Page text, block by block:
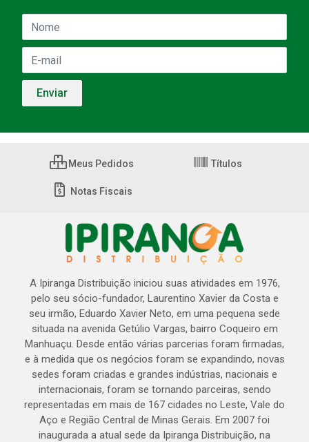
Meus Pedidos Títulos
Notas Fiscais
A Ipiranga Distribuição iniciou suas atividades em 1976,
pelo seu sócio-fundador, Laurentino Xavier da Costa e
seu irmão, Eduardo Xavier Neto, em uma pequena sede
situada na avenida Getúlio Vargas, bairro Coqueiro em
Manhuaçu. Desde então várias parcerias foram firmadas,
e à medida que os negócios foram se expandindo, novas
sedes foram criadas e grandes indústrias, nacionais e
internacionais, foram se tornando parceiras, sendo
representadas em mais de 167 cidades no Leste, Vale do
Aço e Região Central de Minas Gerais. Em 2007 foi
inaugurada a atual sede da Ipiranga Distribuição, na